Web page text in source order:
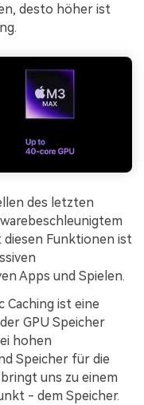
desto höher ist
des letzten
diesen Funktionen ist
Apps und Spielen.
Caching ist eine
GPU Speicher
hohen
Speicher für die
uns zu einem
- dem Speicher.